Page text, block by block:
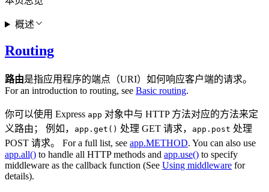
Routing
路由是指应用程序的端点（URI）如何响应客户端的请求。
For an introduction to routing, see Basic routing.
你可以使用 Express app 对象中与 HTTP 方法对应的方法来定
义路由； 例如，
app.get() 处理 GET 请求， app.post 处理
POST 请求。 For a full list, see app.METHOD. You can also use
app.all() to handle all HTTP methods and app.use() to specify
middleware as the callback function (See Using middleware for
details).
概述